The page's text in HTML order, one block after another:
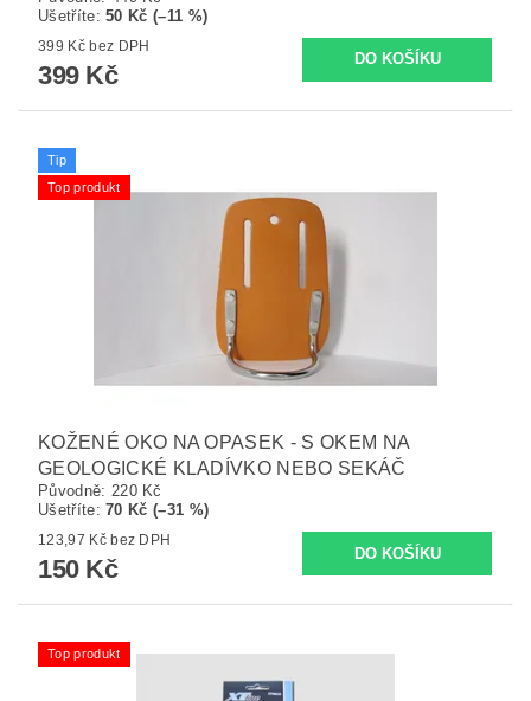
Ušetříte:50 Kč (–11 %)
399 Kč bez DPH
399 Kč
Tip
Top produkt
KOŽENÉ OKO NA OPASEK - S OKEM NA
GEOLOGICKÉ KLADÍVKO NEBO SEKÁČ
Původně: 220 Kč
Ušetříte:70 Kč (–31 %)
123,97 Kč bez DPH
150 Kč
Top produkt